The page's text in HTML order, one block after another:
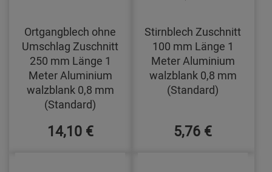
Ortgangblech ohne
Umschlag Zuschnitt
250 mm Länge 1
Meter Aluminium
walzblank 0,8 mm
(Standard)
14,10 €
Stirnblech Zuschnitt
100 mm Länge 1
Meter Aluminium
walzblank 0,8 mm
(Standard)
5,76 €